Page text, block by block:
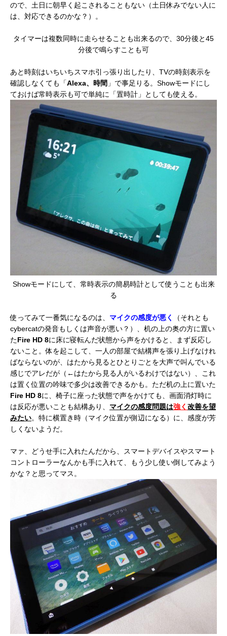
ので、土日に朝早く起こされることもない（土日休みでない人に
は、対応できるのかな？）。
タイマーは複数同時に走らせることも出来るので、30分後と45
分後で鳴らすことも可
あと時刻はいちいちスマホ引っ張り出したり、TVの時刻表示を
確認しなくても「Alexa、時間 」で事足りる。Showモードにし
ておけば常時表示も可で単純に「置時計」としても使える。
Showモードにして、常時表示の簡易時計として使うことも出来
る
使ってみて一番気になるのは、 マイクの感度が悪く
（それとも
cybercatの発音もしくは声音が悪い？）、机の上の奥の方に置い
たFire HD 8に床に寝転んだ状態から声をかけると、まず反応し
ないこと。体を起こして、一人の部屋で結構声を張り上げなけれ
ばならないのが、はたから見るとひとりごとを大声で叫んでいる
感じでアレだが（←はたから見る人がいるわけではない）、これ
は置く位置の吟味で多少は改善できるかも。ただ机の上に置いた
Fire HD 8に、椅子に座った状態で声をかけても、画面消灯時に
は反応が悪いことも結構あり、 マイクの感度問題は強く 改善を望
みたい。特に横置き時（マイク位置が側辺になる）に、感度が芳
しくないようだ。
マァ、どうせ手に入れたんだから、スマートデバイスやスマート
コントローラーなんかも手に入れて、もう少し使い倒してみよう
かな？と思ってマス。